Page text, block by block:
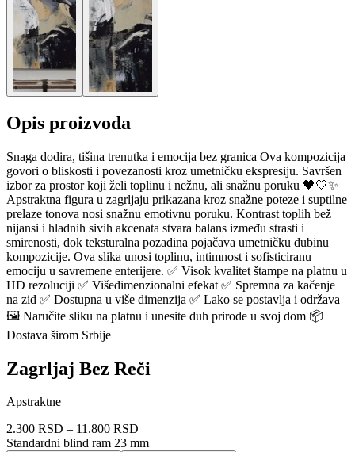
Opis proizvoda
Snaga dodira, tišina trenutka i emocija bez granica Ova kompozicija
govori o bliskosti i povezanosti kroz umetničku ekspresiju. Savršen
izbor za prostor koji želi toplinu i nežnu, ali snažnu poruku 🖤🤍✨
Apstraktna figura u zagrljaju prikazana kroz snažne poteze i suptilne
prelaze tonova nosi snažnu emotivnu poruku. Kontrast toplih bež
nijansi i hladnih sivih akcenata stvara balans između strasti i
smirenosti, dok teksturalna pozadina pojačava umetničku dubinu
kompozicije. Ova slika unosi toplinu, intimnost i sofisticiranu
emociju u savremene enterijere. ✅ Visok kvalitet štampe na platnu u
HD rezoluciji ✅ Višedimenzionalni efekat ✅ Spremna za kačenje
na zid ✅ Dostupna u više dimenzija ✅ Lako se postavlja i održava
🖼️ Naručite sliku na platnu i unesite duh prirode u svoj dom 📦
Dostava širom Srbije
Zagrljaj Bez Reči
Apstraktne
2.300 RSD – 11.800 RSD
Standardni blind ram 23 mm